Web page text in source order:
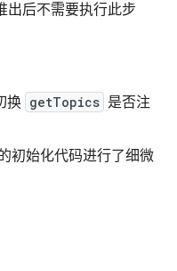
出后不需要执行此步
换 getTopics 是否注
初始化代码进行了细微